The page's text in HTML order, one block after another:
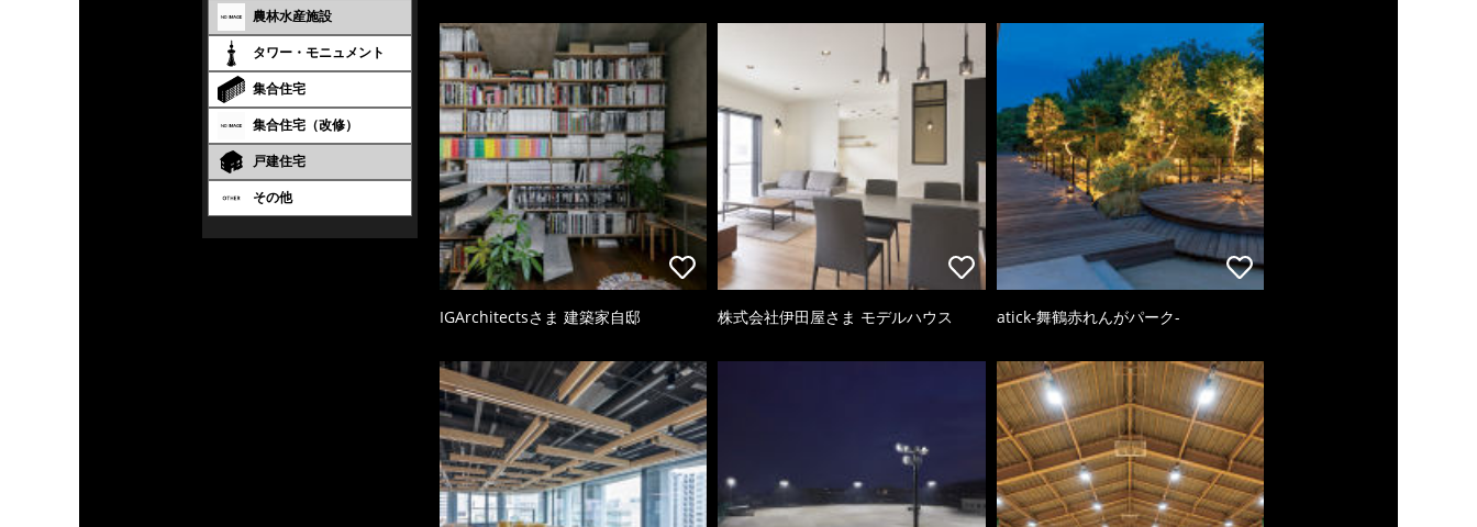
農林水産施設
タワー・モニュメント
集合住宅
集合住宅（改修）
戸建住宅
その他
IGArchitectsさま 建築家自邸 株式会社伊田屋さま モデルハウス atick-舞鶴赤れんがパーク-